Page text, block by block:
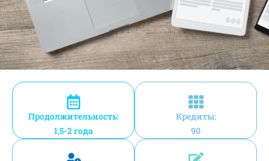
Продолжительность:
1,5-2 года
Кредиты:
90